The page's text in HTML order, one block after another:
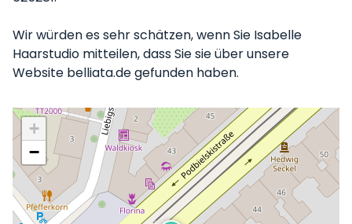
Wir würden es sehr schätzen, wenn Sie Isabelle
Haarstudio mitteilen, dass Sie sie über unsere
Website belliata.de gefunden haben.
+
−